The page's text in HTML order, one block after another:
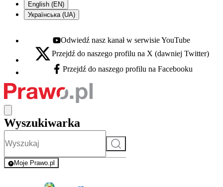
English (EN)
Українська (UA)
Youtube - otwiera się w nowej karcie
Odwiedź nasz kanał w serwisie YouTube
X - otwiera się w nowej karcie
Przejdź do naszego profilu na X (dawniej Twitter)
Facebook - otwiera się w nowej karcie
Przejdź do naszego profilu na Facebooku
Wyszukiwarka
Szukaj
Moje Prawo.pl
- rejestracja i logowanie do serwisu